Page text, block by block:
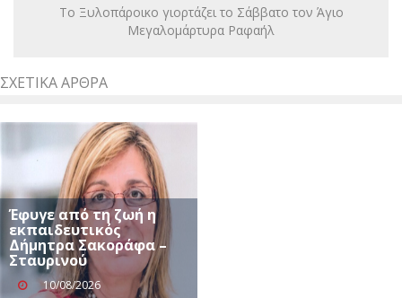
Το Ξυλοπάροικο γιορτάζει το Σάββατο τον Άγιο
Μεγαλομάρτυρα Ραφαήλ
ΣΧΕΤΙΚΆ ΆΡΘΡΑ
Έφυγε από τη ζωή η
εκπαιδευτικός
Δήμητρα Σακοράφα –
Σταυρινού
10/08/2026